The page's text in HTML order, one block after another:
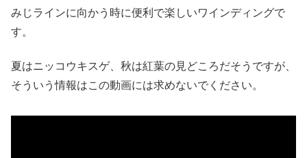
みじラインに向かう時に便利で楽しいワインディングで
す。
夏はニッコウキスゲ、秋は紅葉の見どころだそうですが、
そういう情報はこの動画には求めないでください。